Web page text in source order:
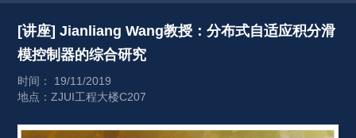
[讲座] Jianliang Wang教授：分布式自适应积分滑
模控制器的综合研究
时间： 19/11/2019
地点：ZJUI工程大楼C207